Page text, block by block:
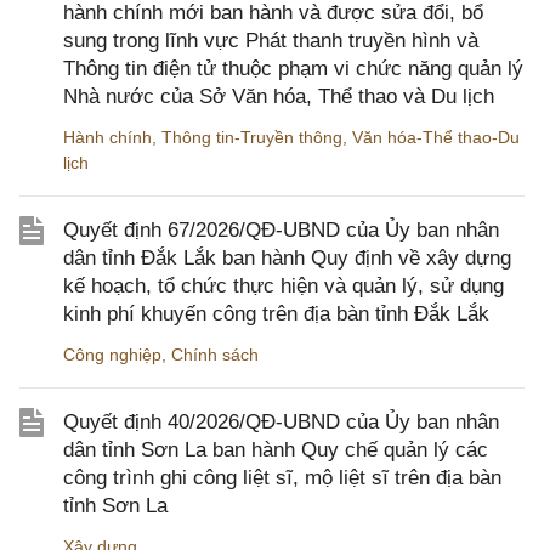
hành chính mới ban hành và được sửa đổi, bổ
sung trong lĩnh vực Phát thanh truyền hình và
Thông tin điện tử thuộc phạm vi chức năng quản lý
Nhà nước của Sở Văn hóa, Thể thao và Du lịch
Hành chính Thông tin-Truyền thông Văn hóa-Thể thao-Du
lịch
Quyết định 67/2026/QĐ-UBND của Ủy ban nhân
dân tỉnh Đắk Lắk ban hành Quy định về xây dựng
kế hoạch, tổ chức thực hiện và quản lý, sử dụng
kinh phí khuyến công trên địa bàn tỉnh Đắk Lắk
Công nghiệp Chính sách
Quyết định 40/2026/QĐ-UBND của Ủy ban nhân
dân tỉnh Sơn La ban hành Quy chế quản lý các
công trình ghi công liệt sĩ, mộ liệt sĩ trên địa bàn
tỉnh Sơn La